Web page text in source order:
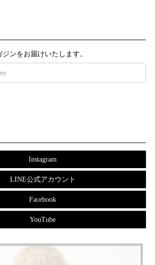
ンをお届けいたします。
Instagram
LINE公式アカウント
Facebook
YouTube